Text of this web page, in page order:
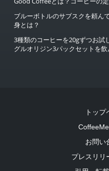
ブルーボトルのサブスクを頼ん
身とは？
3種類のコーヒーを20gずつお試
グルオリジン3パックセットを
トップ
お問い
プレスリリ